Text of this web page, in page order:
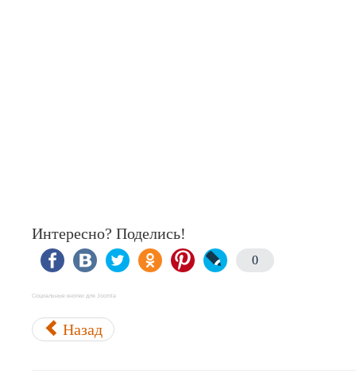
Интересно? Поделись!
0
Социальные кнопки для Joomla
Назад